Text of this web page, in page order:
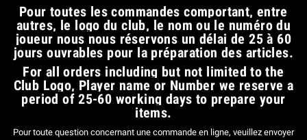
​Pour toutes les commandes comportant, entre
autres, le logo du club, le nom ou le numéro du
joueur nous nous réservons un délai de 25 à 60
jours ouvrables pour la préparation des articles.​
For all orders including but not limited to the
Club Logo, Player name or Number we reserve a
period of 25-60 working days to prepare your
items.
Pour toute question concernant une commande en ligne, veuillez envoyer